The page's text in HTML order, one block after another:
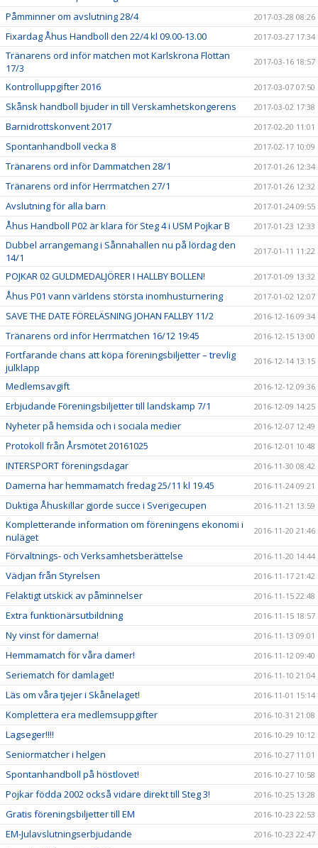
Påmminner om avslutning 28/4 2017-03-28 08:26
Fixardag Åhus Handboll den 22/4 kl 09.00-13.00 2017-03-27 17:34
Tränarens ord inför matchen mot Karlskrona Flottan
17/3
2017-03-16 18:57
Kontrolluppgifter 2016 2017-03-07 07:50
Skånsk handboll bjuder in till Verskamhetskongerens 2017-03-02 17:38
Barnidrottskonvent 2017 2017-02-20 11:01
Spontanhandboll vecka 8 2017-02-17 10:09
Tränarens ord inför Dammatchen 28/1 2017-01-26 12:34
Tränarens ord inför Herrmatchen 27/1 2017-01-26 12:32
Avslutning för alla barn 2017-01-24 09:55
Åhus Handboll P02 är klara för Steg 4 i USM Pojkar B 2017-01-23 12:33
Dubbel arrangemang i Sånnahallen nu på lördag den
14/1
2017-01-11 11:22
POJKAR 02 GULDMEDALJÖRER I HALLBY BOLLEN! 2017-01-09 13:32
Åhus P01 vann världens största inomhusturnering 2017-01-02 12:07
SAVE THE DATE FÖRELÄSNING JOHAN FALLBY 11/2 2016-12-16 09:34
Tränarens ord inför Herrmatchen 16/12 19:45 2016-12-15 13:00
Fortfarande chans att köpa föreningsbiljetter – trevlig
julklapp
2016-12-14 13:15
Medlemsavgift 2016-12-12 09:36
Erbjudande Föreningsbiljetter till landskamp 7/1 2016-12-09 14:25
Nyheter på hemsida och i sociala medier 2016-12-07 12:49
Protokoll från Årsmötet 20161025 2016-12-01 10:48
INTERSPORT föreningsdagar 2016-11-30 08:42
Damerna har hemmamatch fredag 25/11 kl 19.45 2016-11-24 09:21
Duktiga Åhuskillar gjorde succe i Sverigecupen 2016-11-21 13:59
Kompletterande information om föreningens ekonomi i
nuläget
2016-11-20 21:46
Förvaltnings- och Verksamhetsberättelse 2016-11-20 14:44
Vädjan från Styrelsen 2016-11-17 21:42
Felaktigt utskick av påminnelser 2016-11-15 22:48
Extra funktionärsutbildning 2016-11-15 18:57
Ny vinst för damerna! 2016-11-13 09:01
Hemmamatch för våra damer! 2016-11-12 09:40
Seriematch för damlaget! 2016-11-10 21:04
Läs om våra tjejer i Skånelaget! 2016-11-01 15:14
Komplettera era medlemsuppgifter 2016-10-31 21:08
Lagseger!!!! 2016-10-29 10:12
Seniormatcher i helgen 2016-10-27 11:01
Spontanhandboll på höstlovet! 2016-10-27 10:58
Pojkar födda 2002 också vidare direkt till Steg 3! 2016-10-25 13:28
Gratis föreningsbiljetter till EM 2016-10-23 22:53
EM-Julavslutningserbjudande 2016-10-23 22:47